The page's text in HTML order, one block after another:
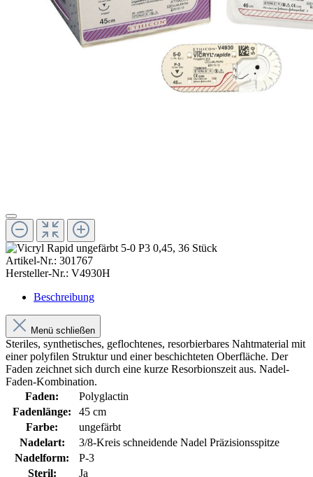
Artikel-Nr.: 301767
Hersteller-Nr.: V4930H
Beschreibung
Menü schließen
Steriles, synthetisches, geflochtenes, resorbierbares Nahtmaterial mit
einer polyfilen Struktur und einer beschichteten Oberfläche. Der
Faden zeichnet sich durch eine kurze Resorbionszeit aus. Nadel-
Faden-Kombination.
Faden:
Polyglactin
Fadenlänge:
45 cm
Farbe:
ungefärbt
Nadelart:
3/8-Kreis schneidende Nadel Präzisionsspitze
Nadelform:
P-3
Steril:
Ja